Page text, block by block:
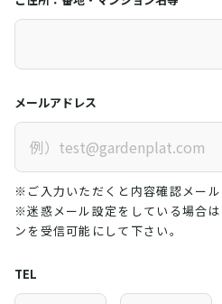
メールアドレス
※ご入力いただくと内容確認メール
※迷惑メール設定をしている場合
ンを受信可能にして下さい。
TEL